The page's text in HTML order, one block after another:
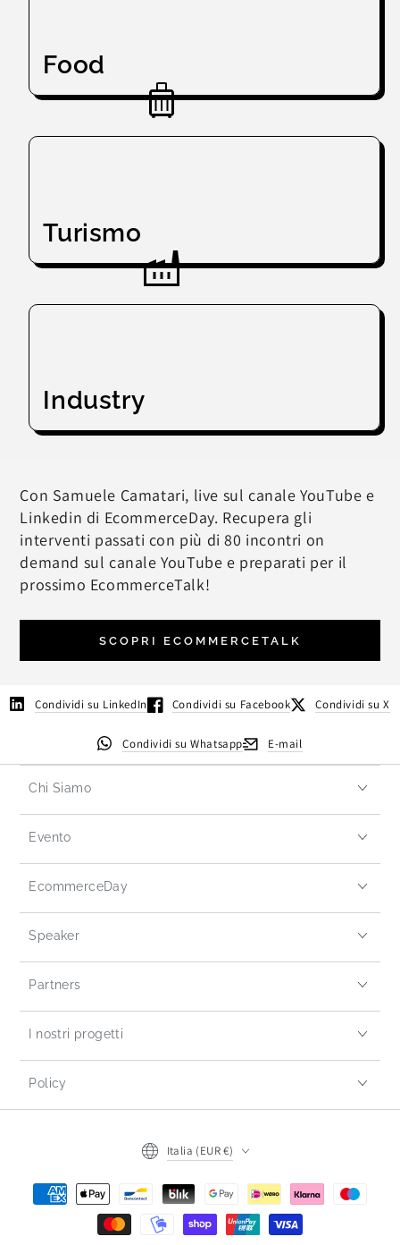
Food
Turismo
Industry
Con Samuele Camatari, live sul canale YouTube e
Linkedin di EcommerceDay. Recupera gli
interventi passati con più di 80 incontri on
demand sul canale YouTube e preparati per il
prossimo EcommerceTalk!
SCOPRI ECOMMERCETALK
Condividi su LinkedIn Condividi su Facebook Condividi su X
Condividi su Whatsapp E-mail
Chi Siamo
Evento
EcommerceDay
Speaker
Partners
I nostri progetti
Policy
Italia (EUR €)